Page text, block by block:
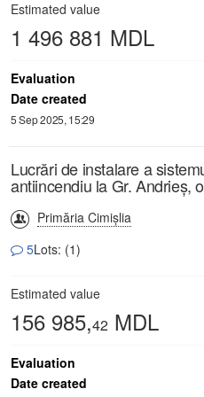
Estimated value
1 496 881 MDL
Evaluation
Date created
5 Sep 2025, 15:29
Lucrări de instalare a
antiincendiu la Gr. Andrieș,
Primăria Cimișlia
5Lots: (1)
Estimated value
156 985,42 MDL
Evaluation
Date created